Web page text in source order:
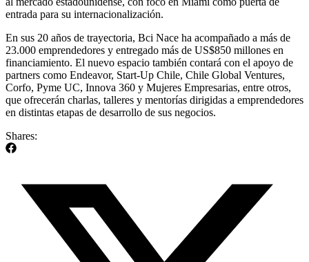
entrada para su internacionalización.
En sus 20 años de trayectoria, Bci Nace ha acompañado a más de
23.000 emprendedores y entregado más de US$850 millones en
financiamiento. El nuevo espacio también contará con el apoyo de
partners como Endeavor, Start-Up Chile, Chile Global Ventures,
Corfo, Pyme UC, Innova 360 y Mujeres Empresarias, entre otros,
que ofrecerán charlas, talleres y mentorías dirigidas a emprendedores
en distintas etapas de desarrollo de sus negocios.
Shares: